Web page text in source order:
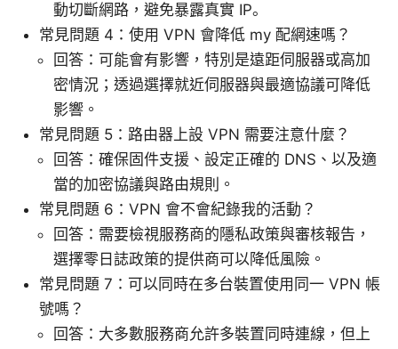
動切斷網路，避免暴露真實 IP。
常見問題 4：使用 VPN 會降低 my 配網速嗎？
回答：可能會有影響，特別是遠距伺服器或高加
密情況；透過選擇就近伺服器與最適協議可降低
影響。
常見問題 5：路由器上設 VPN 需要注意什麼？
回答：確保固件支援、設定正確的 DNS、以及適
當的加密協議與路由規則。
常見問題 6：VPN 會不會紀錄我的活動？
回答：需要檢視服務商的隱私政策與審核報告，
選擇零日誌政策的提供商可以降低風險。
常見問題 7：可以同時在多台裝置使用同一 VPN 帳
號嗎？
回答：大多數服務商允許多裝置同時連線，但上